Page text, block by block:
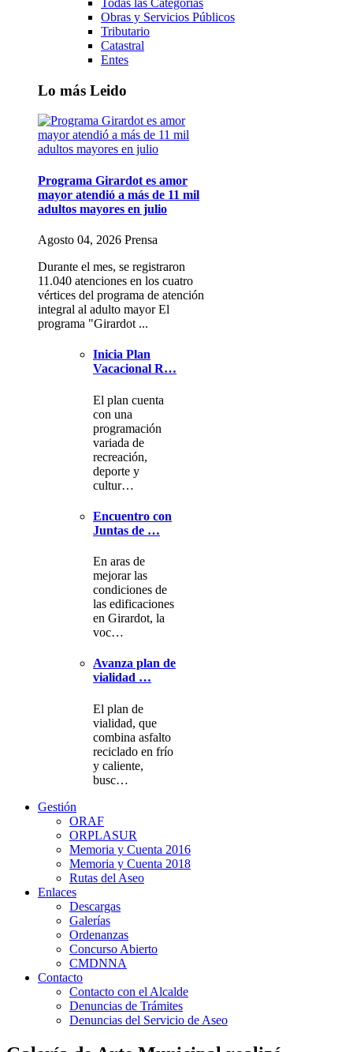
Todas las Categorías
Obras y Servicios Públicos
Tributario
Catastral
Entes
Lo más Leido
Programa Girardot es amor
mayor atendió a más de 11 mil
adultos mayores en julio
Agosto 04, 2026 Prensa
Durante el mes, se registraron
11.040 atenciones en los cuatro
vértices del programa de atención
integral al adulto mayor El
programa "Girardot ...
Inicia Plan
Vacacional R…
El plan cuenta
con una
programación
variada de
recreación,
deporte y
cultur…
Encuentro con
Juntas de …
En aras de
mejorar las
condiciones de
las edificaciones
en Girardot, la
voc…
Avanza plan de
vialidad …
El plan de
vialidad, que
combina asfalto
reciclado en frío
y caliente,
busc…
Gestión
ORAF
ORPLASUR
Memoria y Cuenta 2016
Memoria y Cuenta 2018
Rutas del Aseo
Enlaces
Descargas
Galerías
Ordenanzas
Concurso Abierto
CMDNNA
Contacto
Contacto con el Alcalde
Denuncias de Trámites
Denuncias del Servicio de Aseo